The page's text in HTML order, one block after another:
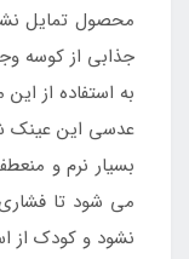
محصول تمایل
جذابی از کوسه
به استفاده از
عدسی این عینک
بسیار نرم و
می شود تا
نشود و کودک از